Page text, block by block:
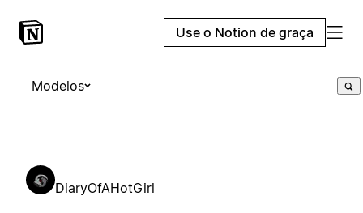
Use o Notion de graça
Modelos
DiaryOfAHotGirl